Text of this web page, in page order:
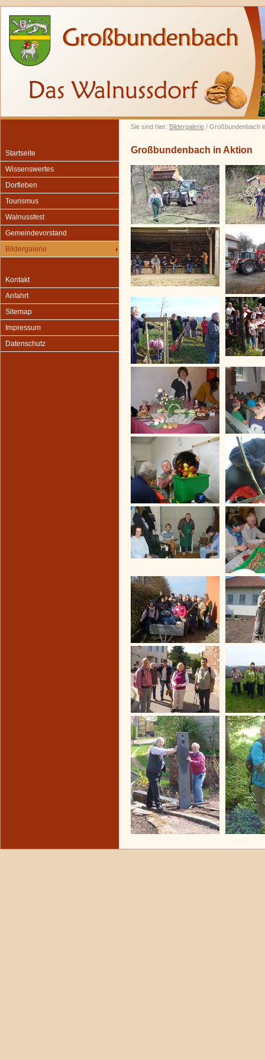
Sie sind hier: Bildergalerie / Großbundenbach
Startseite
Wissenswertes
Dorfleben
Tourismus
Walnussfest
Gemeindevorstand
Bildergalerie
Kontakt
Anfahrt
Sitemap
Impressum
Datenschutz
Großbundenbach in Aktion